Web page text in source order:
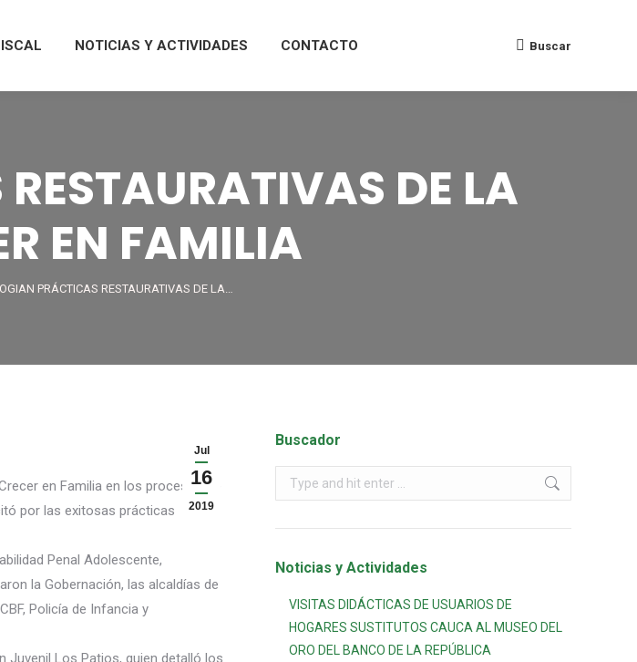
NOTICIAS Y ACTIVIDADES CONTACTO Buscar
DE LA
EN FAMILIA
PRÁCTICAS RESTAURATIVAS DE LA…
Jul
16
2019
en Familia en los procesos de
por las exitosas prácticas
Penal Adolescente,
la Gobernación, las alcaldías de
Policía de Infancia y
Juvenil Los Patios, quien detalló los
Buscador
Noticias y Actividades
VISITAS DIDÁCTICAS DE USUARIOS DE
HOGARES SUSTITUTOS CAUCA AL MUSEO DEL
ORO DEL BANCO DE LA REPÚBLICA